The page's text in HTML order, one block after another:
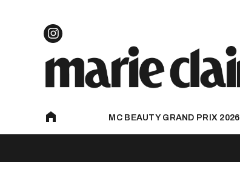
MC BEAUTY GRAND PRIX 2026